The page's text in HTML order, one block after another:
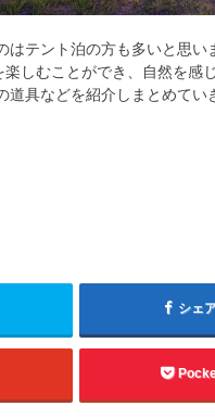
はテント泊の方も多いと思
しむことができ、自然を感
具などを紹介しまとめてい
シェ